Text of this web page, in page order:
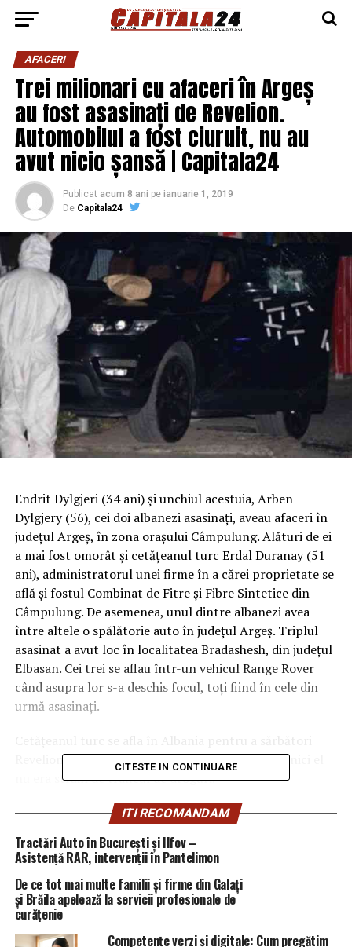
AFACERI
Trei milionari cu afaceri în Argeș
au fost asasinați de Revelion.
Automobilul a fost ciuruit, nu au
avut nicio șansă | Capitala24
Publicat acum 8 ani pe ianuarie 1, 2019
De Capitala24
Endrit Dylgjeri (34 ani) şi unchiul acestuia, Arben
Dylgjery (56), cei doi albanezi asasinaţi, aveau afaceri în
judeţul Argeş, în zona oraşului Câmpulung. Alături de ei
a mai fost omorât şi cetăţeanul turc Erdal Duranay (51
ani), administratorul unei firme în a cărei proprietate se
află şi fostul Combinat de Fitre şi Fibre Sintetice din
Câmpulung. De asemenea, unul dintre albanezi avea
între altele o spălătorie auto în judeţul Argeş.Triplul
asasinat a avut loc în localitatea Bradashesh, din judeţul
Elbasan. Cei trei se aflau într-un vehicul Range Rover
când asupra lor s-a deschis focul, toţi fiind în cele din
urmă asasinaţi.
Revelionul alături de prietenii săi, dar se pare că nici el
nu era străin de traficul de droguri.
Despre Endrit Dylgjeri se ştie că a fost arestat în
droguri, poliţia confiscând atunci de la banda sa 2,5 kg
de cocaină. Acesta se pare că a fost ţinta asasinatului, nu
mai puţin de 18 gloanţe fiind găsite în corpul său. Pe
bancheta din spate, unde se afla cetăţeanul turc, au fost
găsite 7 gloanţe.
CITESTE IN CONTINUARE
ITI RECOMANDAM
Tractări Auto în București și Ilfov –
Asistență RAR, intervenții în Pantelimon
De ce tot mai multe familii și firme din Galați
și Brăila apelează la servicii profesionale de
curățenie
Competențe verzi și digitale: Cum pregătim